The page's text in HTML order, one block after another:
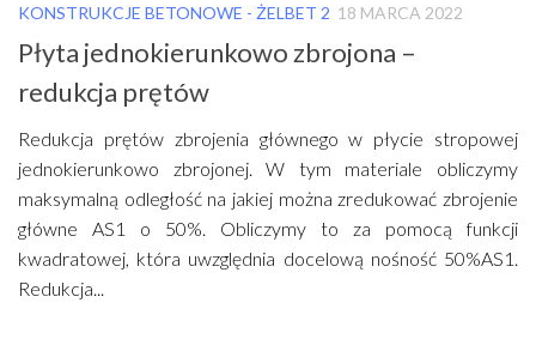
KONSTRUKCJE BETONOWE - ŻELBET 2 18 MARCA 2022
Płyta jednokierunkowo zbrojona –
redukcja prętów
Redukcja prętów zbrojenia głównego w płycie stropowej
jednokierunkowo zbrojonej. W tym materiale obliczymy
maksymalną odległość na jakiej można zredukować zbrojenie
główne AS1 o 50%. Obliczymy to za pomocą funkcji
kwadratowej, która uwzględnia docelową nośność 50%AS1.
Redukcja...